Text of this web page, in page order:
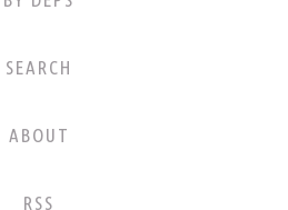
SEARCH
ABOUT
RSS